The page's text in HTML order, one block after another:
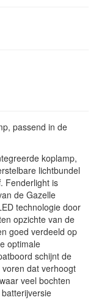
passend in de
koplamp,
lichtbundel
Fenderlight is
de Gazelle
technologie door
opzichte van de
goed verdeeld op
optimale
schijnt de
dat verhoogt
veel bochten